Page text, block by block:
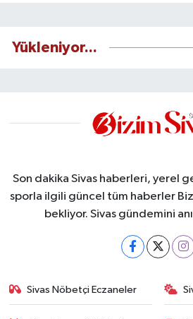
Yükleniyor...
Son dakika Sivas haberleri, yerel
sporla ilgili güncel tüm haberler
bekliyor. Sivas gündemini
Sivas Nöbetçi Eczaneler